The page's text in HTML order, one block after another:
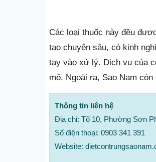
Các loại thuốc này đều
tạo chuyên sâu, có kinh
tay vào xử lý. Dịch vụ của
mô. Ngoài ra, Sao Nam
Thông tin liên hệ
Địa chỉ: Tổ 10, Phường Sơn
Số điện thoại: 0903 341 391
Website: